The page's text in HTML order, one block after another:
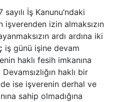
İş Kanunu’ndaki
izin almaksızın
ardı ardına iki
iş günü işine devam
haklı fesih imkanına
haklı bir
ise işverenin derhal ve
sahip olmadığına